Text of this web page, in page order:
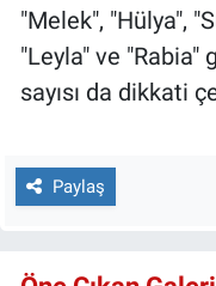
"Melek", "Hülya",
"Leyla" ve "Rabia"
sayısı da dikkati
Paylaş